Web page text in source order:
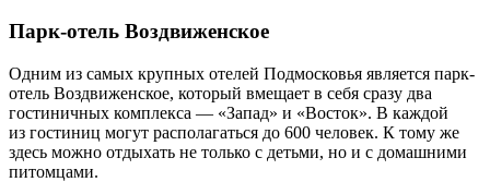
Парк-отель Воздвиженское
Одним из самых крупных отелей Подмосковья является парк-
отель Воздвиженское, который вмещает в себя сразу два
гостиничных комплекса — «Запад» и «Восток». В каждой
из гостиниц могут располагаться до 600 человек. К тому же
здесь можно отдыхать не только с детьми, но и с домашними
питомцами.